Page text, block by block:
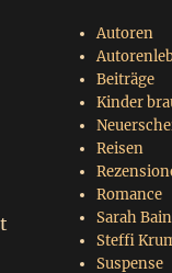
Autoren
Beiträge
Kinder
Reisen
Romance
Sarah
Steffi
Suspense